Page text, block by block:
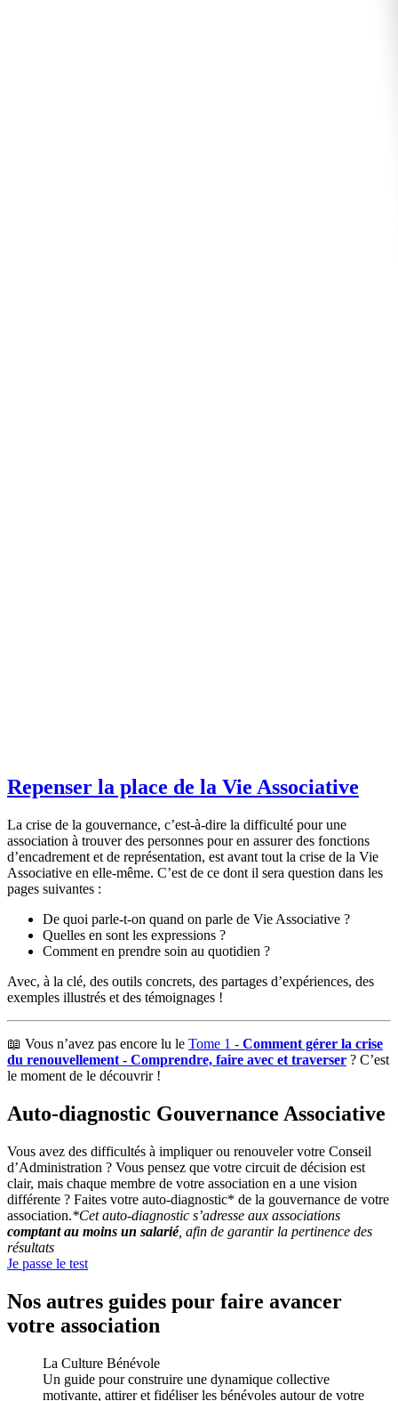
Repenser la place de la Vie Associative
La crise de la gouvernance, c’est-à-dire la difficulté pour une
association à trouver des personnes pour en assurer des fonctions
d’encadrement et de représentation, est avant tout la crise de la Vie
Associative en elle-même. C’est de ce dont il sera question dans les
pages suivantes :
De quoi parle-t-on quand on parle de Vie Associative ?
Quelles en sont les expressions ?
Comment en prendre soin au quotidien ?
Avec, à la clé, des outils concrets, des partages d’expériences, des
exemples illustrés et des témoignages !
📖 Vous n’avez pas encore lu le Tome 1 - Comment gérer la crise
du renouvellement - Comprendre, faire avec et traverser ? C’est
le moment de le découvrir !
Auto-diagnostic Gouvernance Associative
Vous avez des difficultés à impliquer ou renouveler votre Conseil
d’Administration ? Vous pensez que votre circuit de décision est
clair, mais chaque membre de votre association en a une vision
différente ? Faites votre auto-diagnostic* de la gouvernance de votre
association.*Cet auto-diagnostic s’adresse aux associations
comptant au moins un salarié, afin de garantir la pertinence des
résultats
Je passe le test
Nos autres guides pour faire avancer
votre association
La Culture Bénévole
Un guide pour construire une dynamique collective
motivante, attirer et fidéliser les bénévoles autour de votre